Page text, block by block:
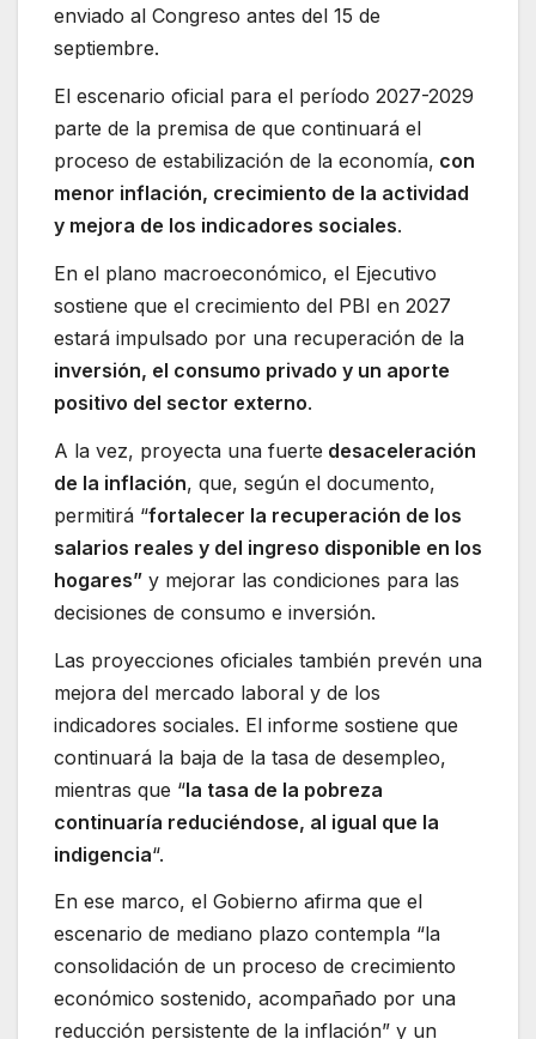
enviado al Congreso antes del 15 de
septiembre.
El escenario oficial para el período 2027-2029
parte de la premisa de que continuará el
proceso de estabilización de la economía, con
menor inflación, crecimiento de la actividad
y mejora de los indicadores sociales.
En el plano macroeconómico, el Ejecutivo
sostiene que el crecimiento del PBI en 2027
estará impulsado por una recuperación de la
inversión, el consumo privado y un aporte
positivo del sector externo.
A la vez, proyecta una fuerte desaceleración
de la inflación, que, según el documento,
permitirá “fortalecer la recuperación de los
salarios reales y del ingreso disponible en los
hogares” y mejorar las condiciones para las
decisiones de consumo e inversión.
Las proyecciones oficiales también prevén una
mejora del mercado laboral y de los
indicadores sociales. El informe sostiene que
continuará la baja de la tasa de desempleo,
mientras que “la tasa de la pobreza
continuaría reduciéndose, al igual que la
indigencia“.
En ese marco, el Gobierno afirma que el
escenario de mediano plazo contempla “la
consolidación de un proceso de crecimiento
económico sostenido, acompañado por una
reducción persistente de la inflación” y un